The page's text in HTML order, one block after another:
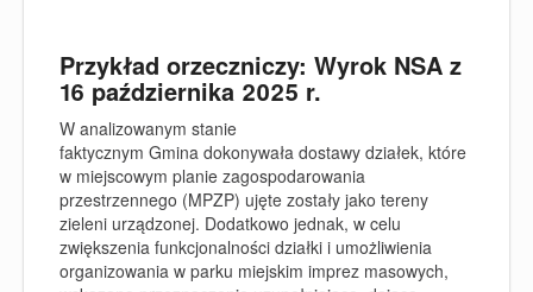
Przykład orzeczniczy: Wyrok NSA z
16 października 2025 r.
W analizowanym stanie
faktycznym Gmina dokonywała dostawy działek, które
w miejscowym planie zagospodarowania
przestrzennego (MPZP) ujęte zostały jako tereny
zieleni urządzonej. Dodatkowo jednak, w celu
zwiększenia funkcjonalności działki i umożliwienia
organizowania w parku miejskim imprez masowych,